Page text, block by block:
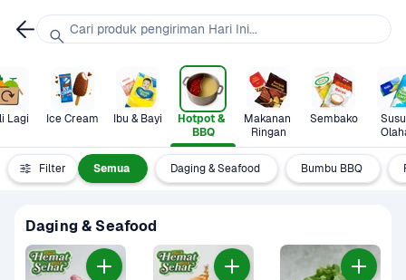
Lagi Ice Cream Ibu & Bayi
Hotpot &
BBQ
Makanan
Ringan
Sembako
Filter Semua Daging & Seafood Bumbu BBQ
Daging & Seafood
Cari produk pengiriman Hari Ini...